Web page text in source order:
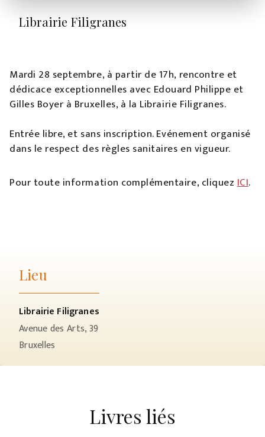
Librairie Filigranes
Mardi 28 septembre, à partir de 17h, rencontre et
dédicace exceptionnelles avec Edouard Philippe et
Gilles Boyer à Bruxelles, à la Librairie Filigranes.
Entrée libre, et sans inscription. Evénement organisé
dans le respect des règles sanitaires en vigueur.
Pour toute information complémentaire, cliquezICI.
Lieu
Librairie Filigranes
Avenue des Arts, 39
Bruxelles
Livres liés